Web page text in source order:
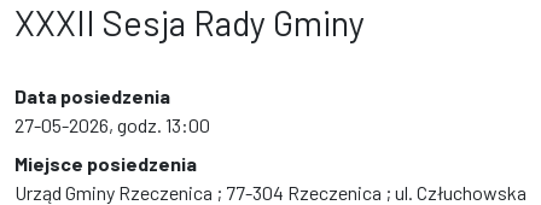
XXXII Sesja Rady Gminy
Data posiedzenia
27-05-2026, godz. 13:00
Miejsce posiedzenia
Urząd Gminy Rzeczenica ; 77-304 Rzeczenica ; ul. Człuchowska